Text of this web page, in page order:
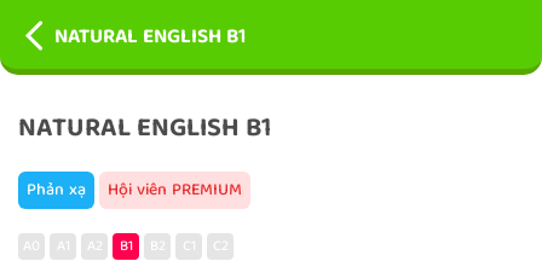
NATURAL ENGLISH B1
NATURAL ENGLISH B1
Phản xạ Hội viên PREMIUM
A0 A1 A2 B1 B2 C1 C2